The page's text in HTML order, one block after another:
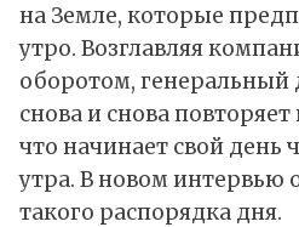
на Земле, которые
утро. Возглавляя
оборотом, генеральный
снова и снова
что начинает свой день
утра. В новом интервью
такого распорядка дня.